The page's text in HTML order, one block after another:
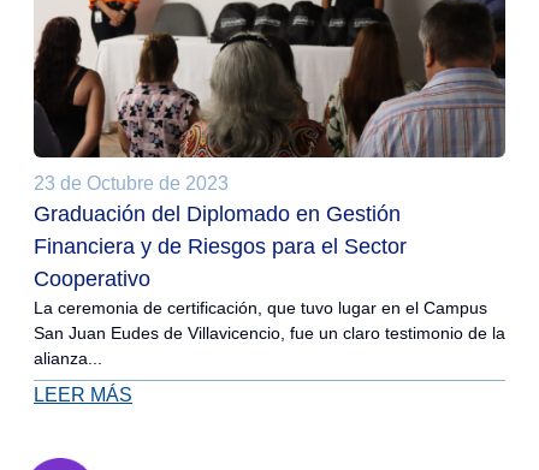
Graduación del Diplomado en Gestión
Financiera y de Riesgos para el Sector
Cooperativo
23 de Octubre de 2023
La ceremonia de certificación, que tuvo lugar en el Campus
San Juan Eudes de Villavicencio, fue un claro testimonio de la
alianza...
LEER MÁS